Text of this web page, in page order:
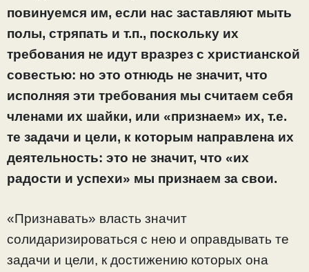
повинуемся им, если нас заставляют мыть
полы, стряпать и т.п., поскольку их
требования не идут вразрез с христианской
совестью: но это отнюдь не значит, что
исполняя эти требования мы считаем себя
членами их шайки, или «признаем» их, т.е.
те задачи и цели, к которым направлена их
деятельность: это не значит, что «их
радости и успехи» мы признаем за свои.
«Признавать» власть значит
солидаризироваться с нею и оправдывать те
задачи и цели, к достижению которых она